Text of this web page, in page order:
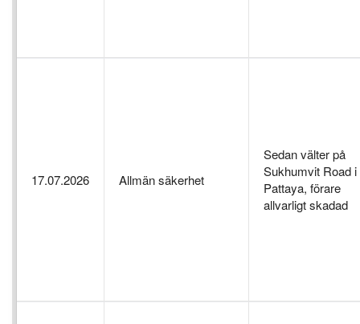
17.07.2026 Allmän säkerhet
Sedan välter på
Sukhumvit Road i
Pattaya, förare
allvarligt skadad